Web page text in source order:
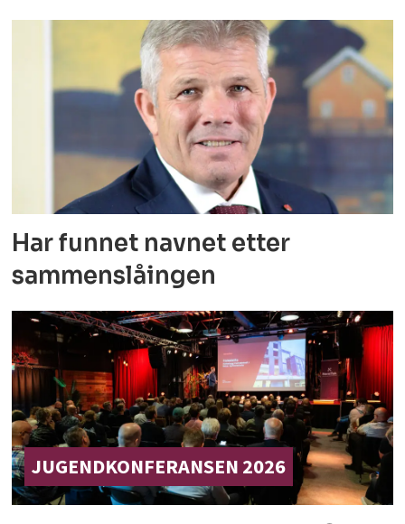
Har funnet navnet etter
sammenslåingen
JUGENDKONFERANSEN 2026